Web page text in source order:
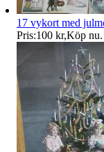
17 vykort med
Pris:100 kr,Köp nu.